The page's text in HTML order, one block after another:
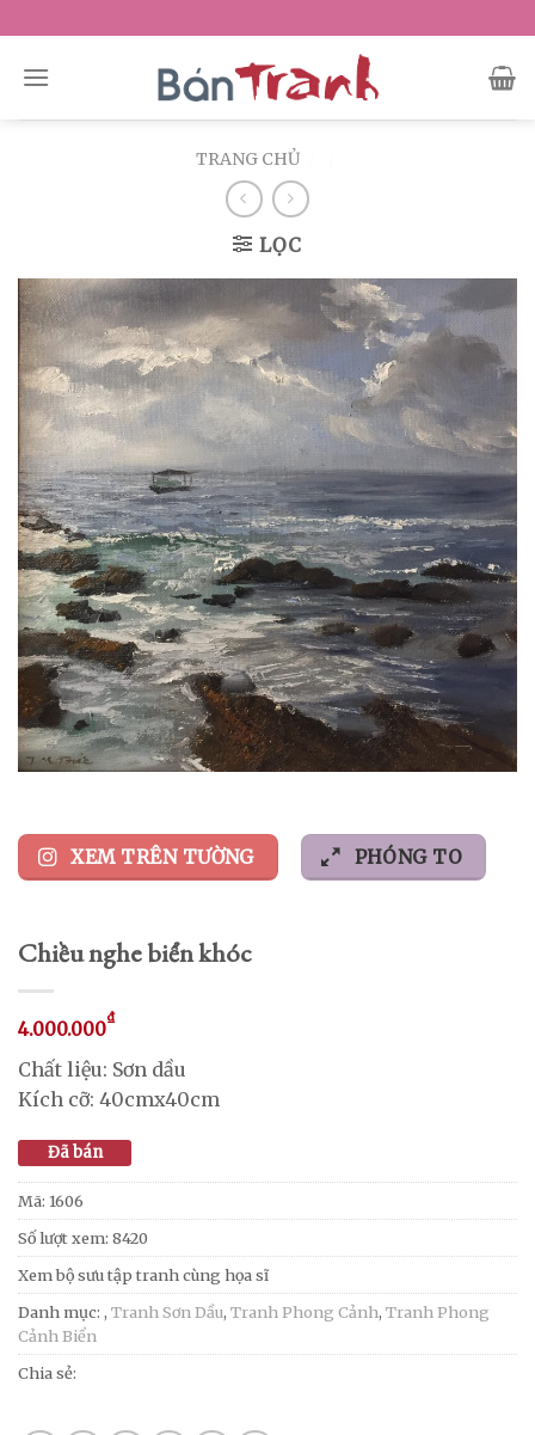
to
content
TRANG CHỦ
LỌC
XEM TRÊN TƯỜNG PHÓNG TO
Chiều nghe biển khóc
4.000.000₫
Chất liệu: Sơn dầu
Kích cỡ: 40cmx40cm
Đã bán
Mã: 1606
Số lượt xem: 8420
Xem bộ sưu tập tranh cùng họa sĩ
Danh mục: , Tranh Sơn Dầu, Tranh Phong Cảnh, Tranh Phong
Cảnh Biển
Chia sẻ: